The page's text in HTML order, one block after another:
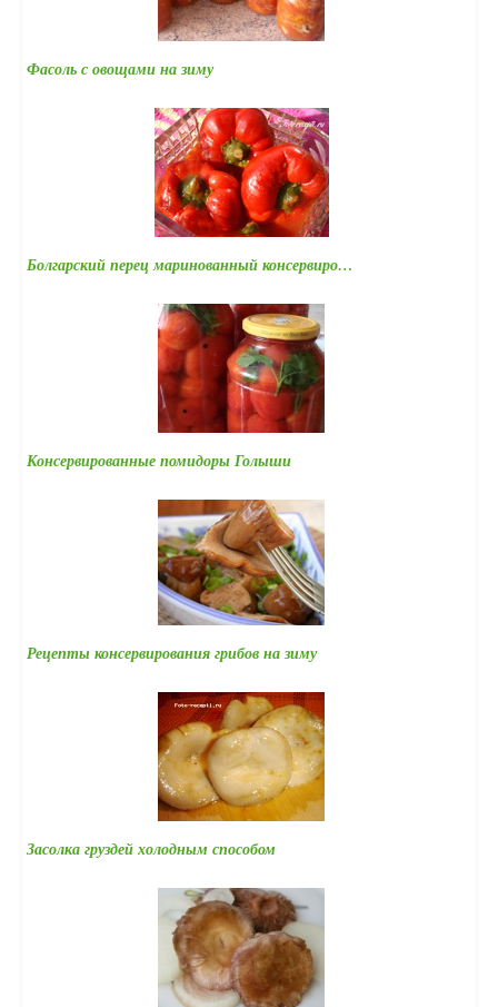
Фасоль с овощами на зиму
Болгарский перец маринованный консервиро…
Консервированные помидоры Голыши
Рецепты консервирования грибов на зиму
Засолка груздей холодным способом